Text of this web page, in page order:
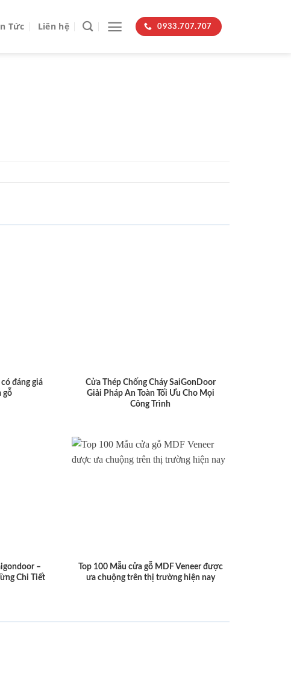
Tức Liên hệ 0933.707.707
đáng giá
gỗ
Cửa Thép Chống Cháy SaiGonDoor
Giải Pháp An Toàn Tối Ưu Cho Mọi
Công Trình
–
Chi Tiết
Top 100 Mẫu cửa gỗ MDF Veneer được
ưa chuộng trên thị trường hiện nay